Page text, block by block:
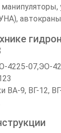
4225-07,ЭО-
ВА-9, ВГ-12,